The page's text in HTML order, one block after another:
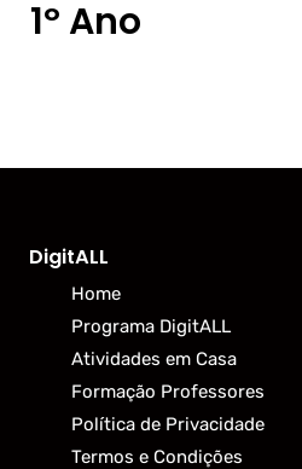
1º Ano
DigitALL
Home
Programa DigitALL
Atividades em Casa
Formação Professores
Política de Privacidade
Termos e Condições